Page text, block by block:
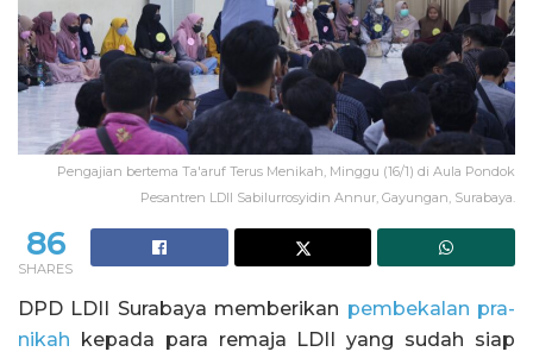
Pengajian bertema Ta'aruf Terus Menikah, Minggu (16/1) di Aula Pondok
Pesantren LDII Sabilurrosyidin Annur, Gayungan, Surabaya.
86
SHARES
DPD LDII Surabaya memberikan pembekalan pra-
nikah kepada para remaja LDII yang sudah siap